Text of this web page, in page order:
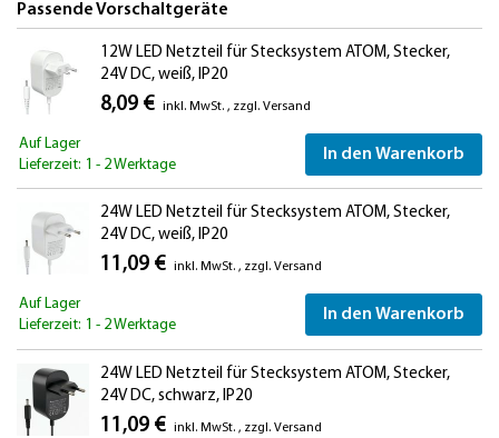
Passende Vorschaltgeräte
12W LED Netzteil für Stecksystem ATOM, Stecker,
24V DC, weiß, IP20
8,09 € inkl. MwSt. , zzgl. Versand
Auf Lager
Lieferzeit: 1 - 2 Werktage
In den Warenkorb
24W LED Netzteil für Stecksystem ATOM, Stecker,
24V DC, weiß, IP20
11,09 € inkl. MwSt. , zzgl. Versand
Auf Lager
Lieferzeit: 1 - 2 Werktage
In den Warenkorb
24W LED Netzteil für Stecksystem ATOM, Stecker,
24V DC, schwarz, IP20
11,09 € inkl. MwSt. , zzgl. Versand